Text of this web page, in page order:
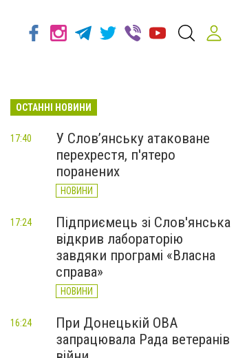
ОСТАННІ НОВИНИ
У Слов’янську атаковане
перехрестя, п'ятеро
поранених
НОВИНИ
17:40
Підприємець зі Слов'янська
відкрив лабораторію
завдяки програмі «Власна
справа»
НОВИНИ
17:24
При Донецькій ОВА
запрацювала Рада ветеранів
16:24